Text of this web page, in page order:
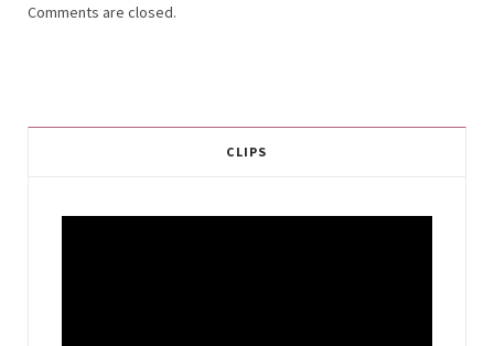
Comments are closed.
CLIPS